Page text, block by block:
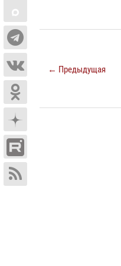
← Предыдущая